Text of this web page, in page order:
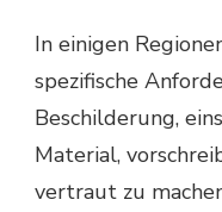
In einigen
spezifische
Beschilderung,
Material,
vertraut zu